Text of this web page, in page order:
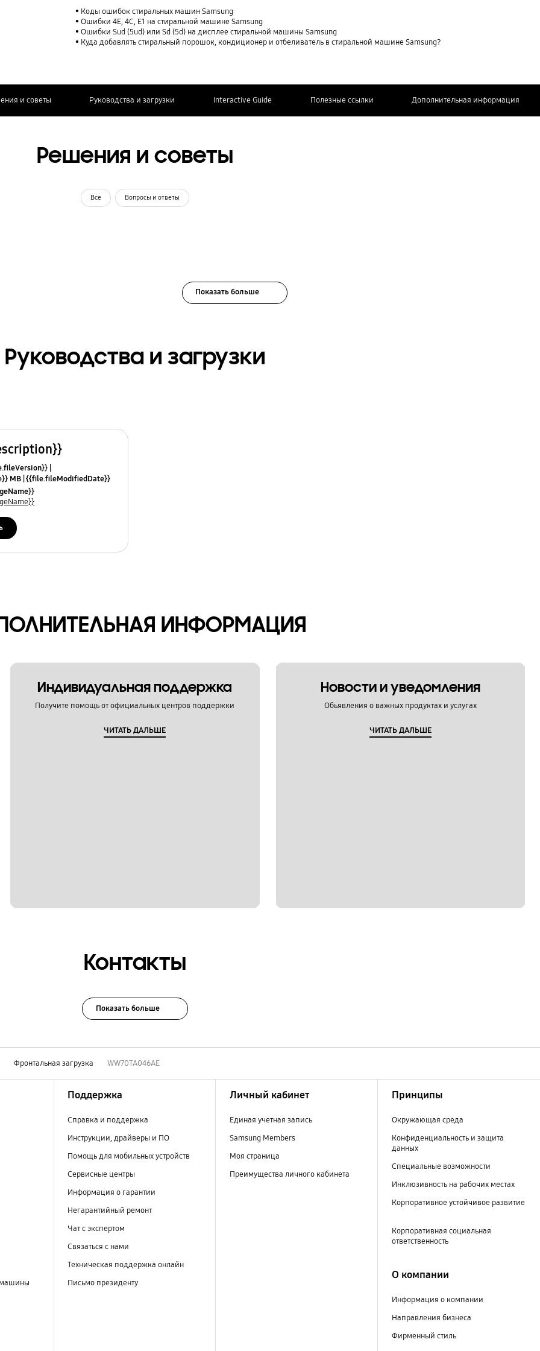
Коды ошибок стиральных машин Samsung
Ошибки 4E, 4C, E1 на стиральной машине Samsung
Ошибки Sud (5ud) или Sd (5d) на дисплее стиральной машины Samsung
Куда добавлять стиральный порошок, кондиционер и отбеливатель в стиральной машине Samsung?
и советы Руководства и загрузки Interactive Guide Полезные ссылки Дополнительная информация
Решения и советы
Все Вопросы и ответы
Показать больше
Руководства и загрузки
MB {{file.fileModifiedDate}}
ИНФОРМАЦИЯ
Индивидуальная поддержка
Получите помощь от официальных центров поддержки
ЧИТАТЬ ДАЛЬШЕ
Новости и уведомления
Обьявления о важных продуктах и услугах
ЧИТАТЬ ДАЛЬШЕ
Контакты
Показать больше
Фронтальная загрузка WW70TA046AE
Поддержка
Справка и поддержка
Инструкции, драйверы и ПО
Помощь для мобильных устройств
Сервисные центры
Информация о гарантии
Негарантийный ремонт
Чат с экспертом
Связаться с нами
Техническая поддержка онлайн
Письмо президенту
Личный кабинет
Единая учетная запись
Samsung Members
Моя страница
Преимущества личного кабинета
Принципы
Окружающая среда
Конфиденциальность и защита
данных
Специальные возможности
Инклюзивность на рабочих местах
Корпоративное устойчивое развитие
Корпоративная социальная
ответственность
О компании
Информация о компании
Направления бизнеса
Фирменный стиль